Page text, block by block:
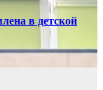
в детской